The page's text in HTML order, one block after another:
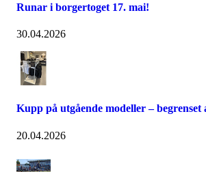
Runar i borgertoget 17. mai!
30.04.2026
Kupp på utgående modeller – begrenset
20.04.2026